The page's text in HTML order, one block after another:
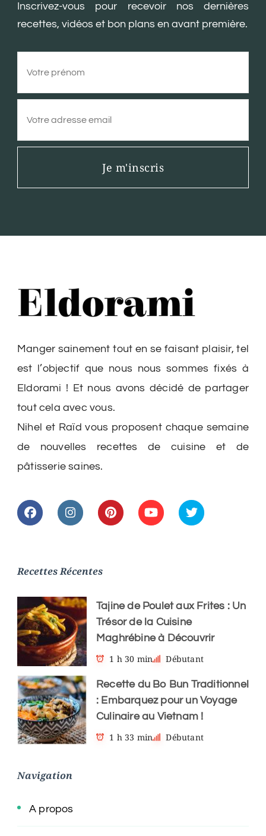
Inscrivez-vous pour recevoir nos dernières
recettes, vidéos et bon plans en avant première.
Je m'inscris
Manger sainement tout en se faisant plaisir, tel
est l’objectif que nous nous sommes fixés à
Eldorami ! Et nous avons décidé de partager
tout cela avec vous.
Nihel et Raïd vous proposent chaque semaine
de nouvelles recettes de cuisine et de
pâtisserie saines.
Recettes Récentes
Tajine de Poulet aux Frites : Un
Trésor de la Cuisine
Maghrébine à Découvrir
1 h 30 min
Débutant
Recette du Bo Bun Traditionnel
: Embarquez pour un Voyage
Culinaire au Vietnam !
1 h 33 min
Débutant
Navigation
A propos